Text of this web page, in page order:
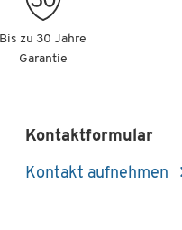
Bis zu 30 Jahre
Garantie
Kontaktformular
Kontakt aufnehmen